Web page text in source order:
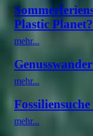
Plastic
mehr...
mehr...
mehr...